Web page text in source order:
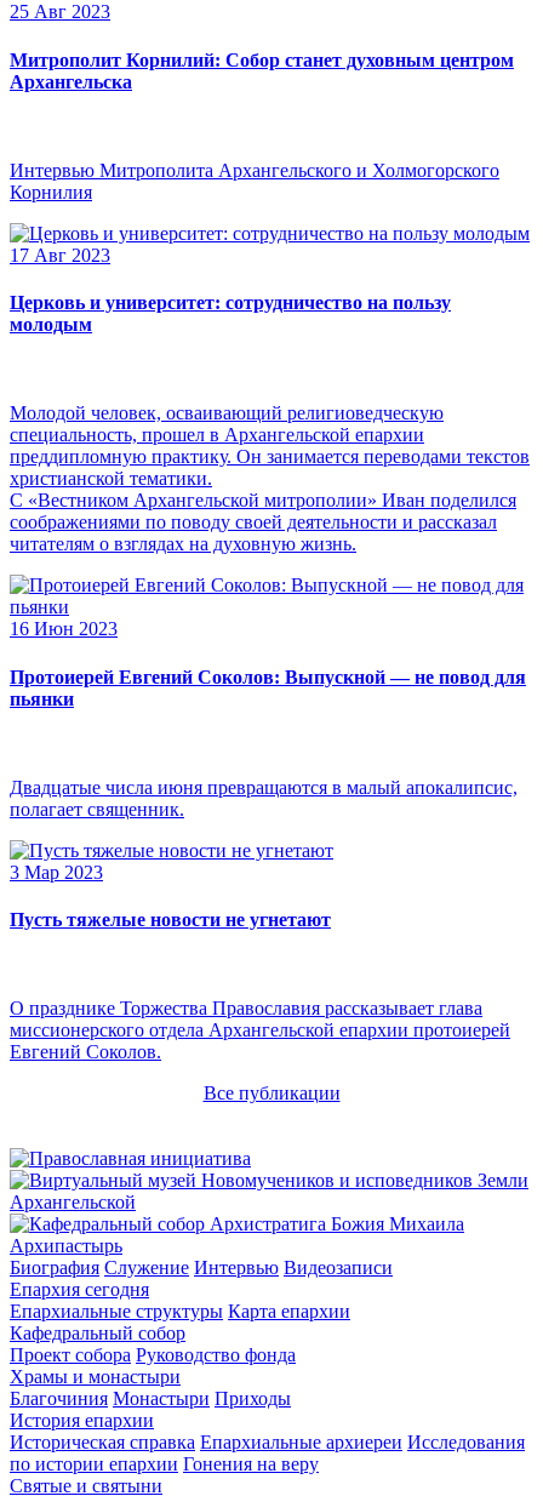
25 Авг 2023
Митрополит Корнилий: Собор станет духовным центром
Архангельска
Интервью Митрополита Архангельского и Холмогорского
Корнилия
17 Авг 2023
Церковь и университет: сотрудничество на пользу
молодым
Молодой человек, осваивающий религиоведческую
специальность, прошел в Архангельской епархии
преддипломную практику. Он занимается переводами текстов
христианской тематики.
С «Вестником Архангельской митрополии» Иван поделился
соображениями по поводу своей деятельности и рассказал
читателям о взглядах на духовную жизнь.
16 Июн 2023
Протоиерей Евгений Соколов: Выпускной — не повод для
пьянки
Двадцатые числа июня превращаются в малый апокалипсис,
полагает священник.
3 Мар 2023
Пусть тяжелые новости не угнетают
О празднике Торжества Православия рассказывает глава
миссионерского отдела Архангельской епархии протоиерей
Евгений Соколов.
Все публикации
Архипастырь
Биография Служение Интервью Видеозаписи
Епархия сегодня
Епархиальные структуры Карта епархии
Кафедральный собор
Проект собора Руководство фонда
Храмы и монастыри
Благочиния Монастыри Приходы
История епархии
Историческая справка Епархиальные архиереи Исследования
по истории епархии Гонения на веру
Святые и святыни